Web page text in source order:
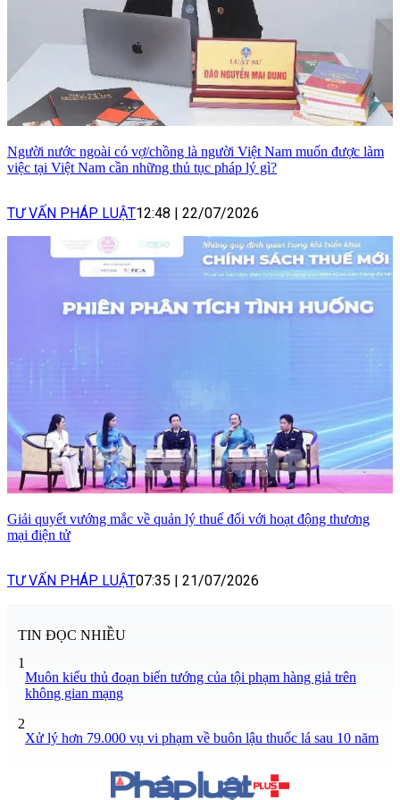
Người nước ngoài có vợ/chồng là người Việt Nam muốn được làm
việc tại Việt Nam cần những thủ tục pháp lý gì?
TƯ VẤN PHÁP LUẬT12:48 22/07/2026
Giải quyết vướng mắc về quản lý thuế đối với hoạt động thương
mại điện tử
TƯ VẤN PHÁP LUẬT07:35 21/07/2026
TIN ĐỌC NHIỀU
1
Muôn kiểu thủ đoạn biến tướng của tội phạm hàng giả trên
không gian mạng
2
Xử lý hơn 79.000 vụ vi phạm về buôn lậu thuốc lá sau 10 năm